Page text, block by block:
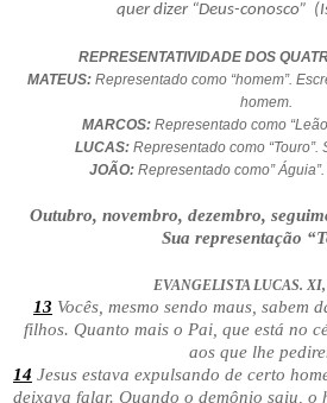
quer dizer “Deus-conosco”
REPRESENTATIVIDADE DOS
MATEUS: Representado como “homem”.
homem.
MARCOS: Representado como
LUCAS: Representado como “Touro”.
JOÃO: Representado como”
Outubro, novembro, dezembro,
Sua representação
EVANGELISTA LUCAS.
13 Vocês, mesmo sendo maus, sabem
filhos. Quanto mais o Pai, que está no
aos que lhe
14 Jesus estava expulsando de certo
deixava falar. Quando o demônio saiu, o